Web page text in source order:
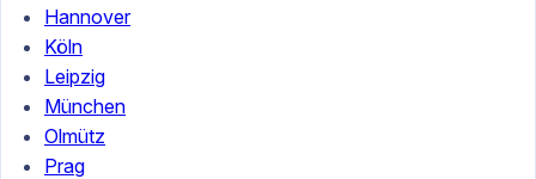
Hannover
Köln
Leipzig
München
Olmütz
Prag